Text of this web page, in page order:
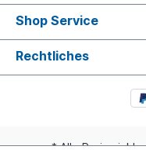
Shop Service
Rechtliches
* Alle Preise inkl.